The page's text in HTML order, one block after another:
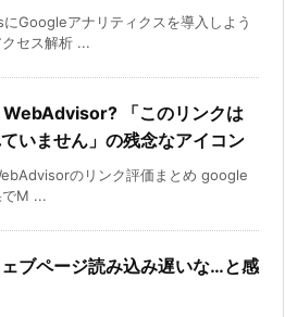
Googleアナリティクスを導入しよう
セス解析 ...
「このリンクは
いません」の残念なアイコン
のリンク評価まとめ google
M ...
ブページ読み込み遅いな…と感